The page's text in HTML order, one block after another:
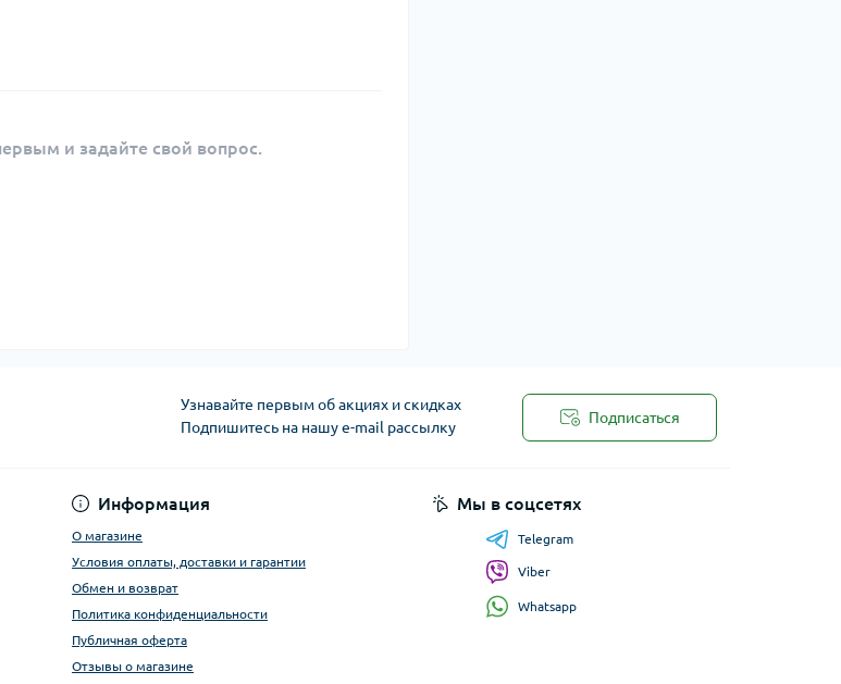
и задайте свой вопрос.
Узнавайте первым об акциях и скидках
Подпишитесь на нашу e-mail рассылку
Подписаться
Информация
О магазине
Условия оплаты, доставки и гарантии
Обмен и возврат
Политика конфиденциальности
Публичная оферта
Отзывы о магазине
Мы в соцсетях
Telegram
Viber
Whatsapp